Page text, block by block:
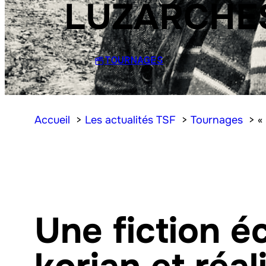
TOURNAGES
Accueil Les actualités TSF Tournages «
Une fiction